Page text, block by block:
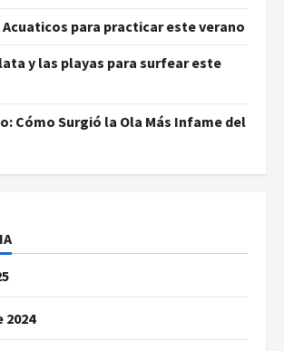
para practicar este verano
y las playas para surfear este
Cómo Surgió la Ola Más Infame del
2024